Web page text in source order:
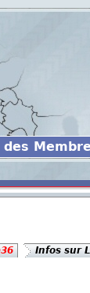
des
Infos sur